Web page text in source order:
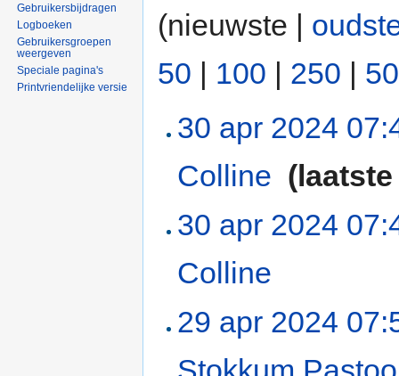
(nieuwste |
50 | 100 | 250 |
30 apr 2024
Colline
30 apr 2024
Colline
29 apr 2024
Gebruikersbijdragen
Logboeken
Gebruikersgroepen
weergeven
Speciale pagina's
Printvriendelijke versie